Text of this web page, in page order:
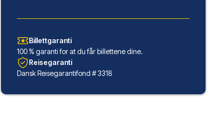
Billettgaranti
100 % garanti for at du får billettene dine.
Reisegaranti
Dansk Reisegarantifond # 3318